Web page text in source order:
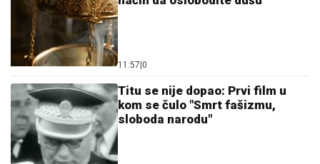
11:57|0
Titu se nije dopao: Prvi film u
kom se čulo "Smrt fašizmu,
sloboda narodu"